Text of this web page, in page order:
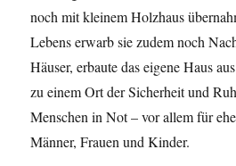
noch mit kleinem Holzhaus
Lebens erwarb sie zudem noch
Häuser, erbaute das eigene Haus
zu einem Ort der Sicherheit und
Menschen in Not – vor allem für
Männer, Frauen und Kinder.